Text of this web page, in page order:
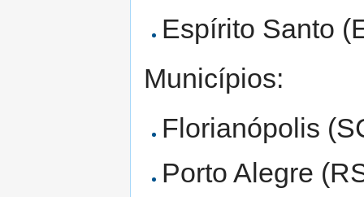
Espírito Santo
Municípios:
Florianópolis
Porto Alegre